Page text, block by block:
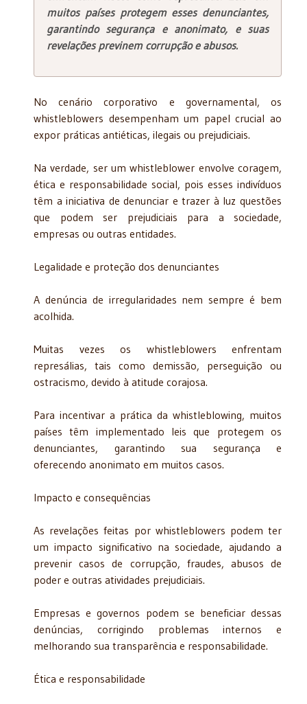
muitos países protegem esses denunciantes,
garantindo segurança e anonimato, e suas
revelações previnem corrupção e abusos.
No cenário corporativo e governamental, os
whistleblowers desempenham um papel crucial ao
expor práticas antiéticas, ilegais ou prejudiciais.
Na verdade, ser um whistleblower envolve coragem,
ética e responsabilidade social, pois esses indivíduos
têm a iniciativa de denunciar e trazer à luz questões
que podem ser prejudiciais para a sociedade,
empresas ou outras entidades.
Legalidade e proteção dos denunciantes
A denúncia de irregularidades nem sempre é bem
acolhida.
Muitas vezes os whistleblowers enfrentam
represálias, tais como demissão, perseguição ou
ostracismo, devido à atitude corajosa.
Para incentivar a prática da whistleblowing, muitos
países têm implementado leis que protegem os
denunciantes, garantindo sua segurança e
oferecendo anonimato em muitos casos.
Impacto e consequências
As revelações feitas por whistleblowers podem ter
um impacto significativo na sociedade, ajudando a
prevenir casos de corrupção, fraudes, abusos de
poder e outras atividades prejudiciais.
Empresas e governos podem se beneficiar dessas
denúncias, corrigindo problemas internos e
melhorando sua transparência e responsabilidade.
Ética e responsabilidade